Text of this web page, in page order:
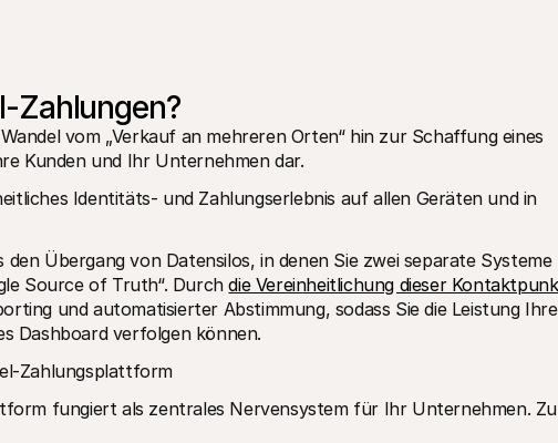
Zahlungen?
vom „Verkauf an mehreren Orten“ hin zur Schaffung eines
Kunden und Ihr Unternehmen dar.
Identitäts- und Zahlungserlebnis auf allen Geräten und in
Übergang von Datensilos, in denen Sie zwei separate Systeme
Source of Truth“. Durch die Vereinheitlichung dieser
und automatisierter Abstimmung, sodass Sie die Leistung
Dashboard verfolgen können.
Zahlungsplattform
fungiert als zentrales Nervensystem für Ihr Unternehmen. Zu